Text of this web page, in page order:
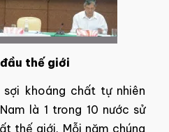
thế giới
khoáng chất tự nhiên
là 1 trong 10 nước sử
thế giới. Mỗi năm chúng